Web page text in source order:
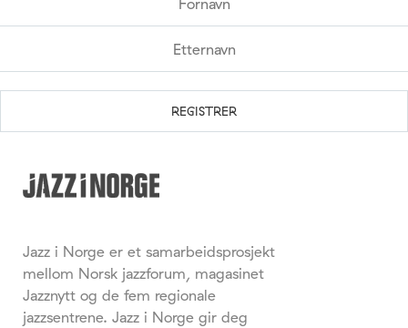
Jazz i Norge er et samarbeidsprosjekt
mellom Norsk jazzforum, magasinet
Jazznytt og de fem regionale
jazzsentrene. Jazz i Norge gir deg